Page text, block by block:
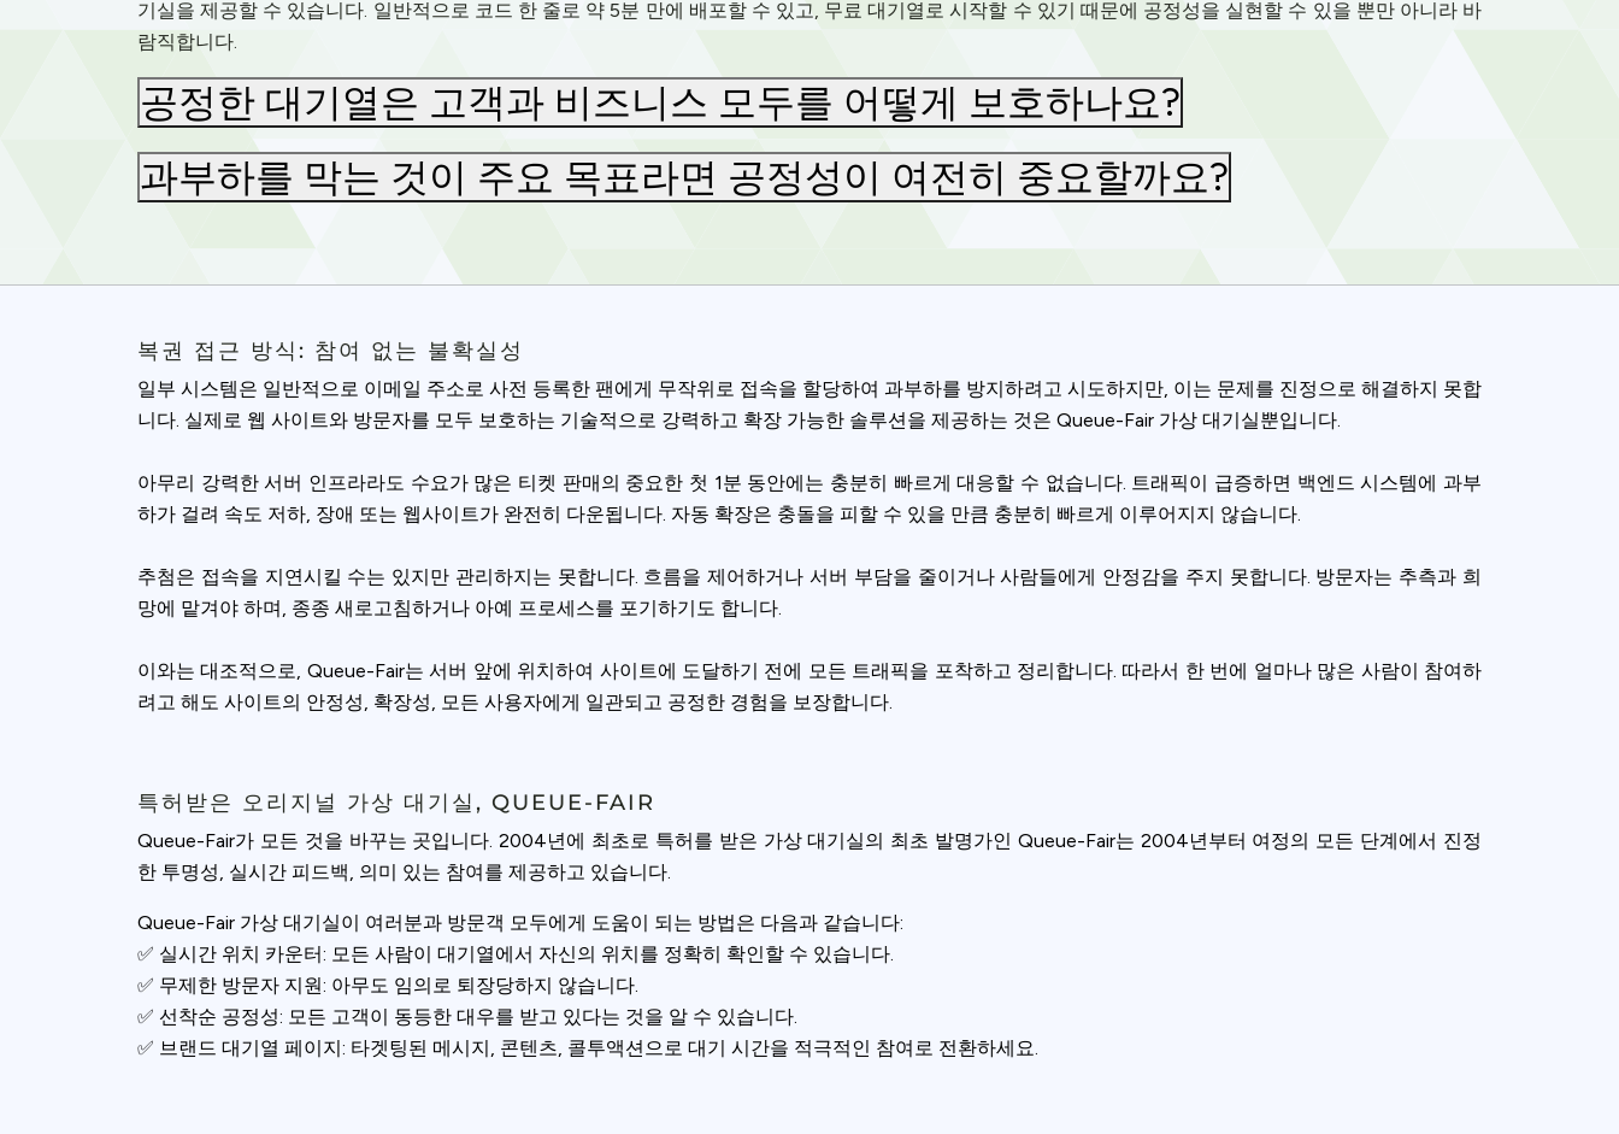
기실을 제공할 수 있습니다. 일반적으로 코드 한 줄로 약 5분 만에 배포할 수 있고, 무료 대기열로 시작할 수 있기 때문에 공정성을 실현할 수 있을 뿐만 아니라 바
람직합니다.
공정한 대기열은 고객과 비즈니스 모두를 어떻게 보호하나요?
과부하를 막는 것이 주요 목표라면 공정성이 여전히 중요할까요?
복권 접근 방식: 참여 없는 불확실성
일부 시스템은 일반적으로 이메일 주소로 사전 등록한 팬에게 무작위로 접속을 할당하여 과부하를 방지하려고 시도하지만, 이는 문제를 진정으로 해결하지 못합
니다. 실제로 웹 사이트와 방문자를 모두 보호하는 기술적으로 강력하고 확장 가능한 솔루션을 제공하는 것은 Queue-Fair 가상 대기실뿐입니다.
아무리 강력한 서버 인프라라도 수요가 많은 티켓 판매의 중요한 첫 1분 동안에는 충분히 빠르게 대응할 수 없습니다. 트래픽이 급증하면 백엔드 시스템에 과부
하가 걸려 속도 저하, 장애 또는 웹사이트가 완전히 다운됩니다. 자동 확장은 충돌을 피할 수 있을 만큼 충분히 빠르게 이루어지지 않습니다.
추첨은 접속을 지연시킬 수는 있지만 관리하지는 못합니다. 흐름을 제어하거나 서버 부담을 줄이거나 사람들에게 안정감을 주지 못합니다. 방문자는 추측과 희
망에 맡겨야 하며, 종종 새로고침하거나 아예 프로세스를 포기하기도 합니다.
이와는 대조적으로, Queue-Fair는 서버 앞에 위치하여 사이트에 도달하기 전에 모든 트래픽을 포착하고 정리합니다. 따라서 한 번에 얼마나 많은 사람이 참여하
려고 해도 사이트의 안정성, 확장성, 모든 사용자에게 일관되고 공정한 경험을 보장합니다.
특허받은 오리지널 가상 대기실, QUEUE-FAIR
Queue-Fair가 모든 것을 바꾸는 곳입니다. 2004년에 최초로 특허를 받은 가상 대기실의 최초 발명가인 Queue-Fair는 2004년부터 여정의 모든 단계에서 진정
한 투명성, 실시간 피드백, 의미 있는 참여를 제공하고 있습니다.
Queue-Fair 가상 대기실이 여러분과 방문객 모두에게 도움이 되는 방법은 다음과 같습니다:
✅ 실시간 위치 카운터: 모든 사람이 대기열에서 자신의 위치를 정확히 확인할 수 있습니다.
✅ 무제한 방문자 지원: 아무도 임의로 퇴장당하지 않습니다.
✅ 선착순 공정성: 모든 고객이 동등한 대우를 받고 있다는 것을 알 수 있습니다.
✅ 브랜드 대기열 페이지: 타겟팅된 메시지, 콘텐츠, 콜투액션으로 대기 시간을 적극적인 참여로 전환하세요.
Queue-Fair.com uses cookies to provide content and improve your experience. You can
accept all cookie usage or use settings to manage categories individually.
Settings Accept